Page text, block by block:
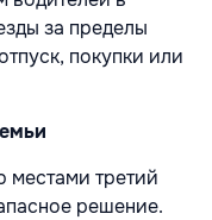
за пределы
покупки или
местами третий
решение.